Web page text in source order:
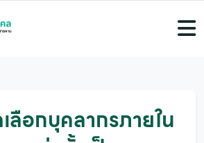
ลือกบุคลากรภายใน